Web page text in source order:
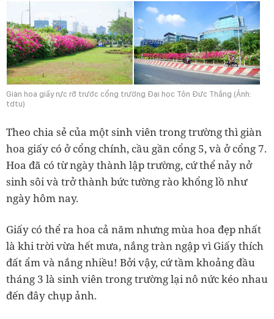
Giàn hoa giấy rực rỡ trước cổng trường Đại học Tôn Đức Thắng (Ảnh:
tdtu)
Theo chia sẻ của một sinh viên trong trường thì giàn
hoa giấy có ở cổng chính, cầu gần cổng 5, và ở cổng 7.
Hoa đã có từ ngày thành lập trường, cứ thể nảy nở
sinh sôi và trở thành bức tường rào khổng lồ như
ngày hôm nay.
Giấy có thể ra hoa cả năm nhưng mùa hoa đẹp nhất
là khi trời vừa hết mưa, nắng tràn ngập vì Giấy thích
đất ẩm và nắng nhiều! Bởi vậy, cứ tầm khoảng đầu
tháng 3 là sinh viên trong trường lại nô nức kéo nhau
đến đây chụp ảnh.